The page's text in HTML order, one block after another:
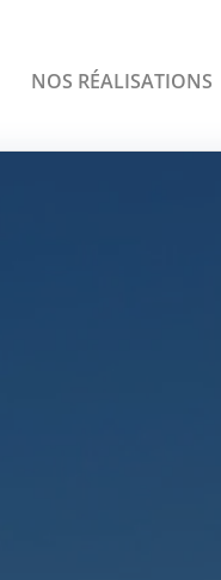
NOS RÉALISATIONS